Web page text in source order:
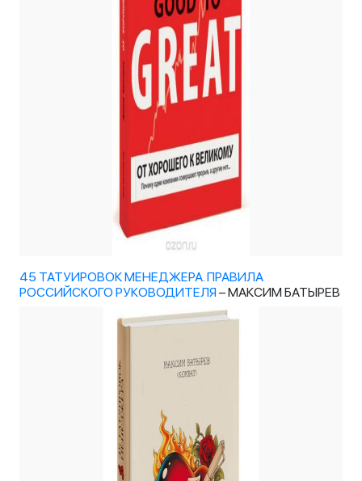
45 ТАТУИРОВОК МЕНЕДЖЕРА. ПРАВИЛА
РОССИЙСКОГО РУКОВОДИТЕЛЯ– МАКСИМ БАТЫРЕВ